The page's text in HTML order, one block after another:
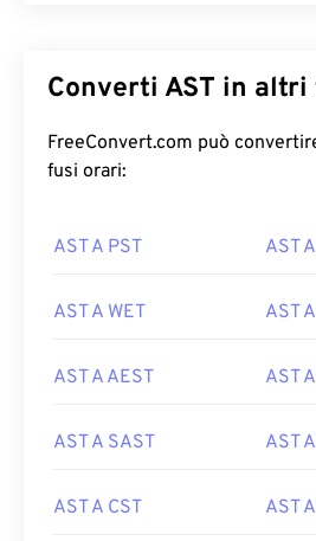
Converti AST in
FreeConvert.com può
fusi orari:
AST A PST AST
AST A WET AST
AST A AEST AST
AST A SAST AST
AST A CST AST